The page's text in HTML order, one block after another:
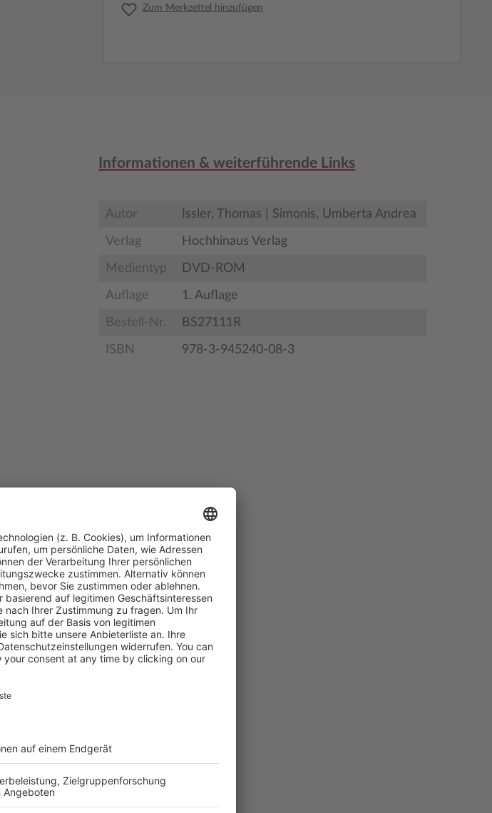
Zum Merkzettel hinzufügen
Informationen & weiterführende Links
Autor Issler, Thomas | Simonis, Umberta Andrea
Verlag Hochhinaus Verlag
Medientyp DVD-ROM
Auflage 1. Auflage
Bestell-Nr. BS27111R
ISBN 978-3-945240-08-3